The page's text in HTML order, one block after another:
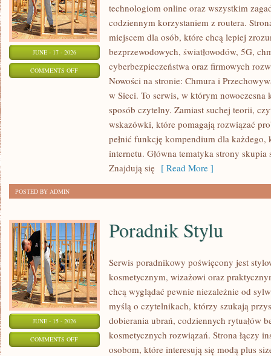
JUNE - 17 - 2026
COMMENTS OFFON
REGULACJE
INTERNECIE
technologiom online oraz wszystkim
codziennym korzystaniem z routera.
miejscem dla osób, które chcą lepiej
bezprzewodowych, światłowodów, 5G,
cyberbezpieczeństwa oraz firmowych
Nowości na stronie: Chmura i
w Sieci. To serwis, w którym nowoczesna
sposób czytelny. Zamiast suchej teorii,
wskazówki, które pomagają rozwiązać
pełnić funkcję kompendium dla
internetu. Główna tematyka strony
Znajdują się [ Read More ]
POSTED BY ADMIN
JUNE - 15 - 2026
COMMENTS OFFON
Poradnik Stylu
Serwis poradnikowy poświęcony jest
kosmetycznym, wizażowi oraz
chcą wyglądać pewnie niezależnie od
myślą o czytelnikach, którzy szukają
dobierania ubrań, codziennych rytuałów
kosmetycznych rozwiązań. Strona łączy
osobom, które interesują się modą plus